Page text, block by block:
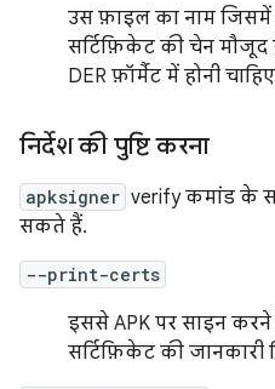
उस फ़ाइल का नाम जिसमें
सर्टिफ़िकेट की चेन मौजूद
DER फ़ॉर्मैट में होनी
निर्देश की पुष्टि करना
apksigner verify कमांड के
सकते हैं.
--print-certs
इससे APK पर साइन
सर्टिफ़िकेट की जानकारी